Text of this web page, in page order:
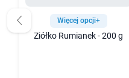
Więcej opcji+
Ziółko Rumianek - 200 g